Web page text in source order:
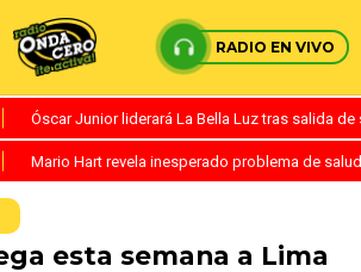
RADIO EN VIVO
Óscar Junior liderará La Bella Luz tras salida
Mario Hart revela inesperado problema de
esta semana a Lima